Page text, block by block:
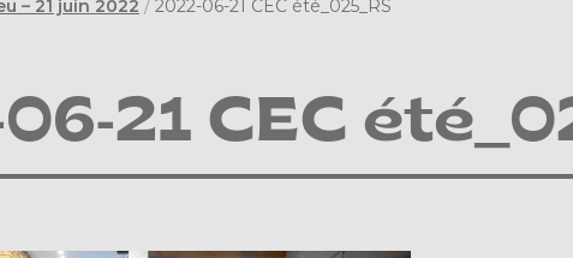
– 21 juin 2022 / 2022-06-21 CEC été_025_RS
21 CEC